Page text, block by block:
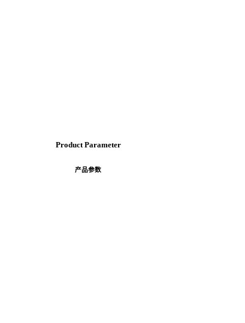
ProductParameter
产品参数